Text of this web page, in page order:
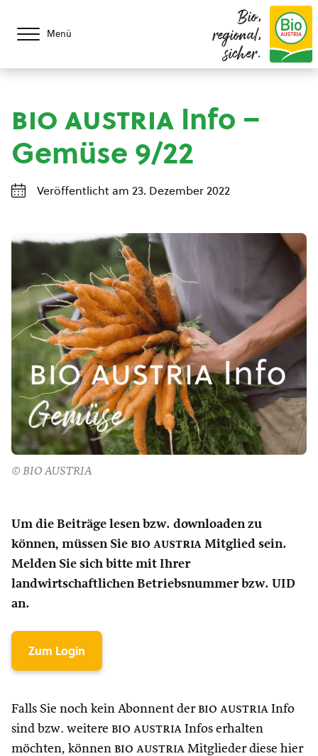
Menü
Bio,
regional,
sicher.
bio austria Info –
Gemüse 9/22
Veröffentlicht am 23. Dezember 2022
© BIO AUSTRIA
Um die Beiträge lesen bzw. downloaden zu
können, müssen Sie bio austria Mitglied sein.
Melden Sie sich bitte mit Ihrer
landwirtschaftlichen Betriebsnummer bzw. UID
an.
Zum Login
Falls Sie noch kein Abonnent der bio austria Info
sind bzw. weitere bio austria Infos erhalten
möchten, können bio austria Mitglieder diese hier